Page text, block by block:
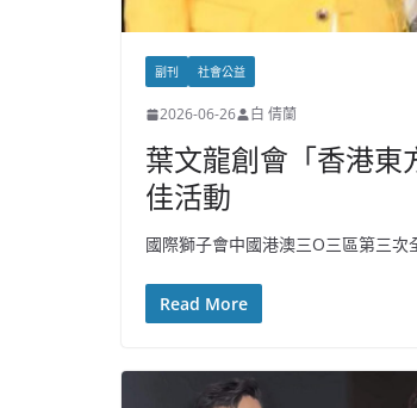
副刊 社會公益
2026-06-26 白 倩蘭
葉文龍創會「香港東
佳活動
國際獅子會中國港澳三O三區第三次
Read More